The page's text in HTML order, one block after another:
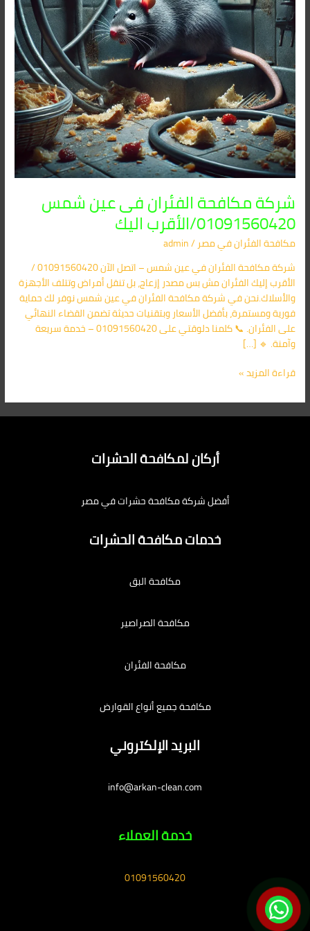
شركة مكافحة الفئران فى عين شمس
01091560420/الأقرب اليك
مكافحة الفئران​ في مصر/
admin
شركة مكافحة الفئران في عين شمس – اتصل الآن 01091560420 /
الأقرب إليك الفئران مش بس مصدر إزعاج، بل تنقل أمراض وتتلف الأجهزة
والأسلاك.نحن في شركة مكافحة الفئران في عين شمس نوفر لك حماية
فورية ومستمرة، بأفضل الأسعار وبتقنيات حديثة تضمن القضاء النهائي
على الفئران. 📞 كلمنا دلوقتي على 01091560420 – خدمة سريعة
وآمنة. 🔹 […]
الأقرب
اليك
قراءة المزيد »
أركان لمكافحة الحشرات
أفضل شركة مكافحة حشرات في مصر
خدمات مكافحة الحشرات
مكافحة البق
مكافحة الصراصير
مكافحة الفئران
مكافحة جميع أنواع القوارض
البريد الإلكتروني
info@arkan-clean.com
خدمة العملاء
01091560420